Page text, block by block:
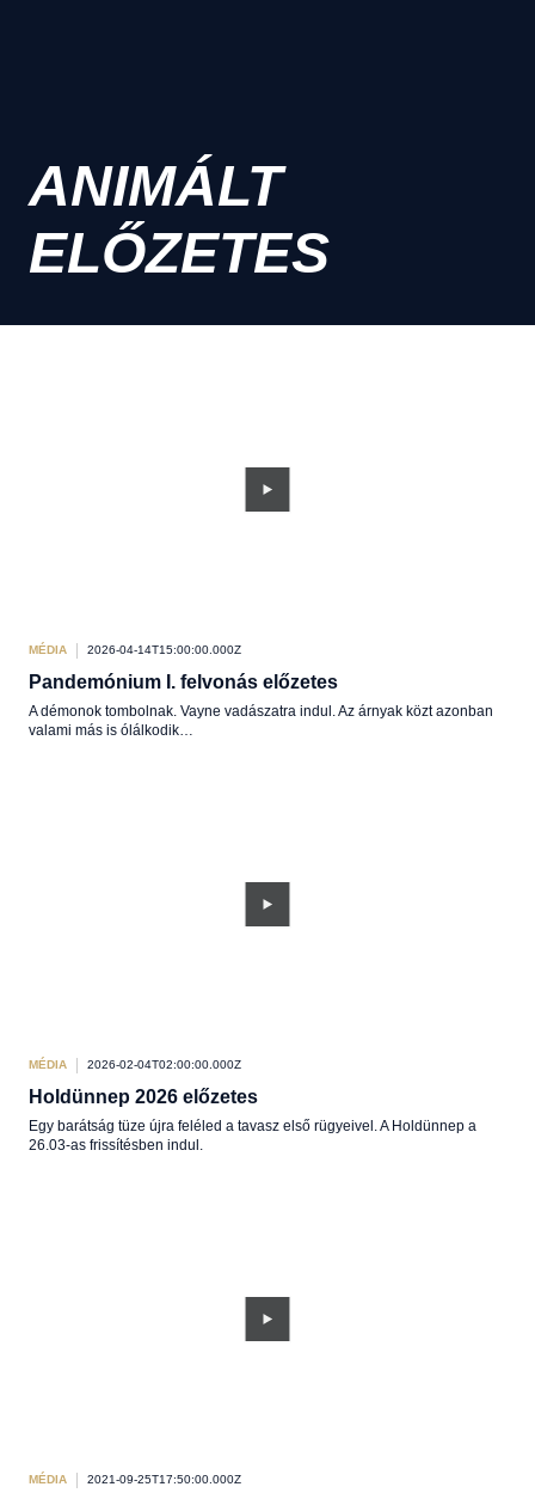
ANIMÁLT
ELŐZETES
MÉDIA 2026-04-14T15:00:00.000Z
Pandemónium I. felvonás előzetes
A démonok tombolnak. Vayne vadászatra indul. Az árnyak közt azonban
valami más is ólálkodik…
MÉDIA 2026-02-04T02:00:00.000Z
Holdünnep 2026 előzetes
Egy barátság tüze újra feléled a tavasz első rügyeivel. A Holdünnep a
26.03-as frissítésben indul.
MÉDIA 2021-09-25T17:50:00.000Z